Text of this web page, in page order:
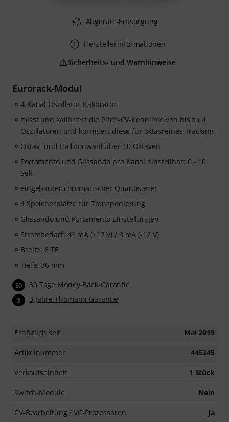
Eurorack-Modul
4-Kanal Oszillator-Kalibrator
misst und kalibriert die Pitch-CV-Kennlinie von bis zu 4
Oszillatoren und korrigiert diese für oktavreines Tracking
Oktav- und Halbtonwahl über 10 Oktaven
Portamento und Glissando pro Kanal einstellbar: 0 - 10
Sek.
eingebauter chromatischer Quantisierer
4 Speicherplätze für Transponierung
Glissando und Portamento Einstellungen
Strombedarf: 44 mA (+12 V) / 8 mA (-12 V)
Breite: 6 TE
Tiefe: 36 mm
30 30 Tage Money-Back-Garantie
3 3 Jahre Thomann Garantie
Erhältlich seit Mai 2019
Artikelnummer 445345
Verkaufseinheit 1 Stück
Switch-Module Nein
CV-Bearbeitung / VC-Prozessoren Ja
Altgeräte-Entsorgung
Herstellerinformationen
Sicherheits- und Warnhinweise